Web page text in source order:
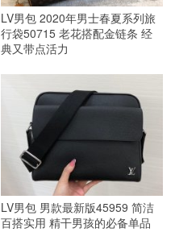
LV男包 2020年男士春夏系列旅
行袋50715 老花搭配金链条 经
典又带点活力
LV男包 男款最新版45959 简洁
百搭实用 精干男孩的必备单品